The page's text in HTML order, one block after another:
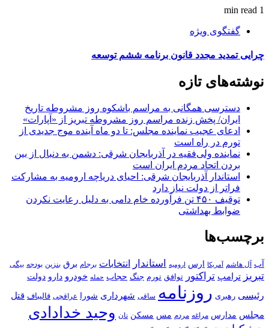
1 min read
گفتگوی ویژه
چرایی تمدید مجدد قانون برنامه ششم توسعه
نوشته‌های تازه
دسترسی همگانی به مراسم باشکوه روز مشروطه تاریخ
ایران/ پخش زنده مراسم روز مشروطه تبریز از «آپارات»
ادعای عجیب نماینده مجلس: تا دو ماه آینده موج جدیدی از
تورم در راه است
نماینده ولی‌فقیه در آذربایجان شرقی: دشمن به دنبال از بین
بردن اتحاد مردم ایران است
استاندار آذربایجان شرقی: احیای دریاچه ارومیه به مشارکت
فراتر از دولت نیاز دارد
توقیف ۴۵۰ تن فرآورده خام دامی به دلیل رعایت نکردن
ضوابط بهداشتی
برچسب‌ها
آب آل هاشم آمریکا ارس ارومیه استاندار انتخابات برجام برق بنزین بودجه بیگی
تبریز ترامپ تراکتور توافق تورم جنگ حجاب حمله خودرو دارو دولت
رئیسی رهبری روزنامه ساقی شهرداری شورا عراقچی قالیباف قتل
مجلس مدارس مراغه مردم مس مسکن نان وحید خدادادی